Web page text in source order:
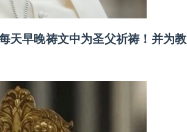
天早晚祷文中为圣父祈祷！并为教